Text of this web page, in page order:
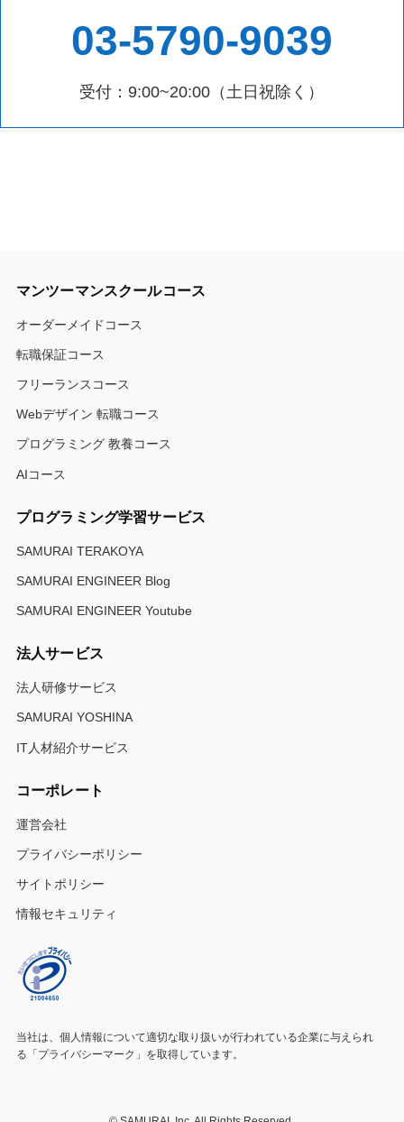
03-5790-9039
受付：9:00~20:00（土日祝除く）
マンツーマンスクールコース
オーダーメイドコース
転職保証コース
フリーランスコース
Webデザイン 転職コース
プログラミング 教養コース
AIコース
プログラミング学習サービス
SAMURAI TERAKOYA
SAMURAI ENGINEER Blog
SAMURAI ENGINEER Youtube
法人サービス
法人研修サービス
SAMURAI YOSHINA
IT人材紹介サービス
コーポレート
運営会社
プライバシーポリシー
サイトポリシー
情報セキュリティ
当社は、個人情報について適切な取り扱いが行われている企業に与えられ
る「プライバシーマーク」を取得しています。